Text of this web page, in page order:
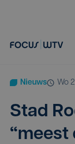
Nieuws wo
Stad
“meest